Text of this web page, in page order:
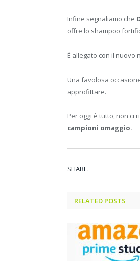
Infine segnaliamo che
offre lo shampoo
È allegato con il nuovo
Una favolosa
approfittare.
Per oggi è tutto, non ci
campioni omaggio.
SHARE.
RELATED POSTS